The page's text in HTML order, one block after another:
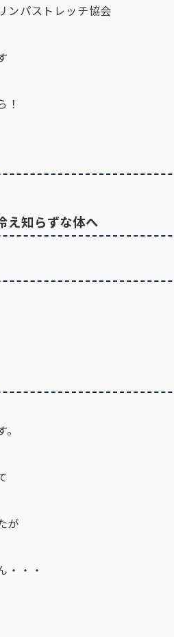
ンパストレッチ協会
！
え知らずな体へ
が
・・・